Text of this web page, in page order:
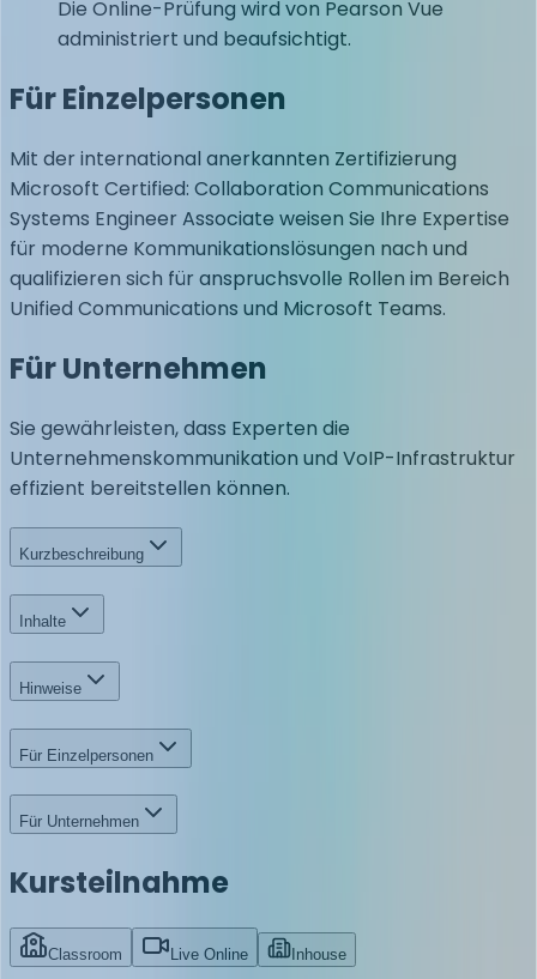
Die Online-Prüfung wird von Pearson Vue
administriert und beaufsichtigt.
Für Einzelpersonen
Mit der international anerkannten Zertifizierung
Microsoft Certified: Collaboration Communications
Systems Engineer Associate weisen Sie Ihre Expertise
für moderne Kommunikationslösungen nach und
qualifizieren sich für anspruchsvolle Rollen im Bereich
Unified Communications und Microsoft Teams.
Für Unternehmen
Sie gewährleisten, dass Experten die
Unternehmenskommunikation und VoIP-Infrastruktur
effizient bereitstellen können.
Kurzbeschreibung
Inhalte
Hinweise
Für Einzelpersonen
Für Unternehmen
Kursteilnahme
Classroom Live Online Inhouse